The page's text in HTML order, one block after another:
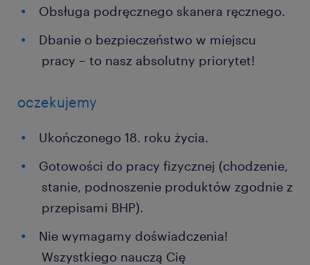
Obsługa podręcznego skanera ręcznego.
Dbanie o bezpieczeństwo w miejscu
pracy – to nasz absolutny priorytet!
oczekujemy
Ukończonego 18. roku życia.
Gotowości do pracy fizycznej (chodzenie,
stanie, podnoszenie produktów zgodnie z
przepisami BHP).
Nie wymagamy doświadczenia!
Wszystkiego nauczą Cię